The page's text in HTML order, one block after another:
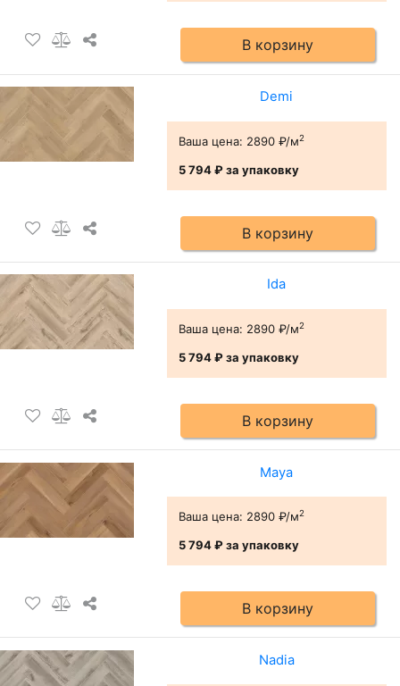
В корзину
Demi
Ваша цена: 2890 ₽/м2
5 794 ₽за упаковку
В корзину
Ida
Ваша цена: 2890 ₽/м2
5 794 ₽за упаковку
В корзину
Maya
Ваша цена: 2890 ₽/м2
5 794 ₽за упаковку
В корзину
Nadia